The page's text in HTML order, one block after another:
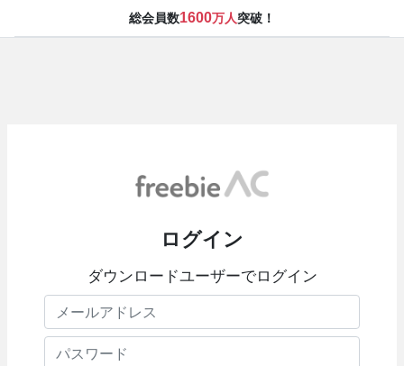
総会員数1600万人突破！
ログイン
ダウンロードユーザーでログイン